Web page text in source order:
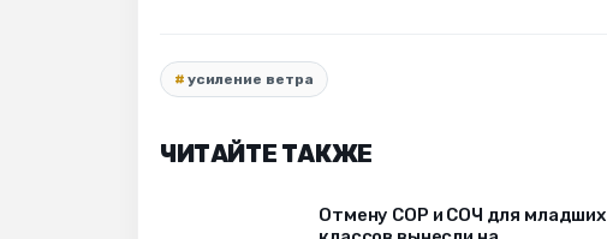
усиление ветра
ЧИТАЙТЕ ТАКЖЕ
Отмену СОР и СОЧ для младших